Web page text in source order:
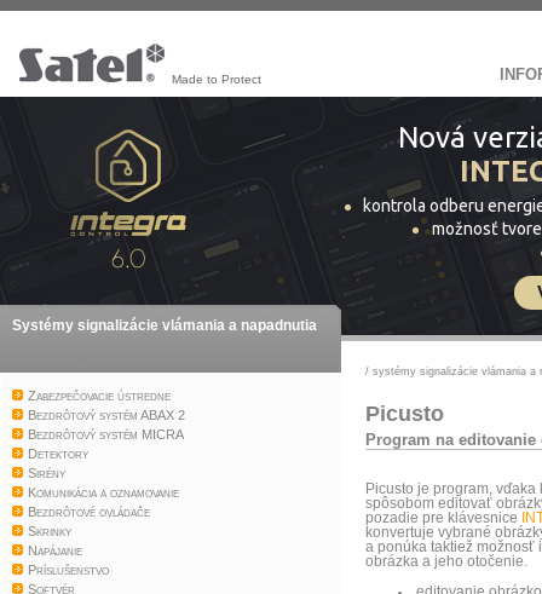
Made to Protect
Nová
kontrola odberu
možnosť
Systémy signalizácie vlámania a napadnutia
Zabezpečovacie ústredne
Bezdrôtový systém ABAX 2
Bezdrôtový systém MICRA
Detektory
Sirény
Komunikácia a oznamovanie
Bezdrôtové ovládače
Skrinky
Napájanie
Príslušenstvo
Softvér
/ systémy signalizácie vlámania a
Picusto
Program na editovanie
Picusto je program,
spôsobom editovať
pozadie pre klávesnice
konvertuje vybrané
a ponúka taktiež možnosť
obrázka a jeho otočenie.